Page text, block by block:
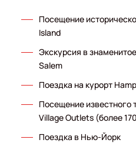
Посещение
Island
Экскурсия в
Salem
Поездка на курорт
Посещение известного
Village Outlets (более
Поездка в Нью-Йорк